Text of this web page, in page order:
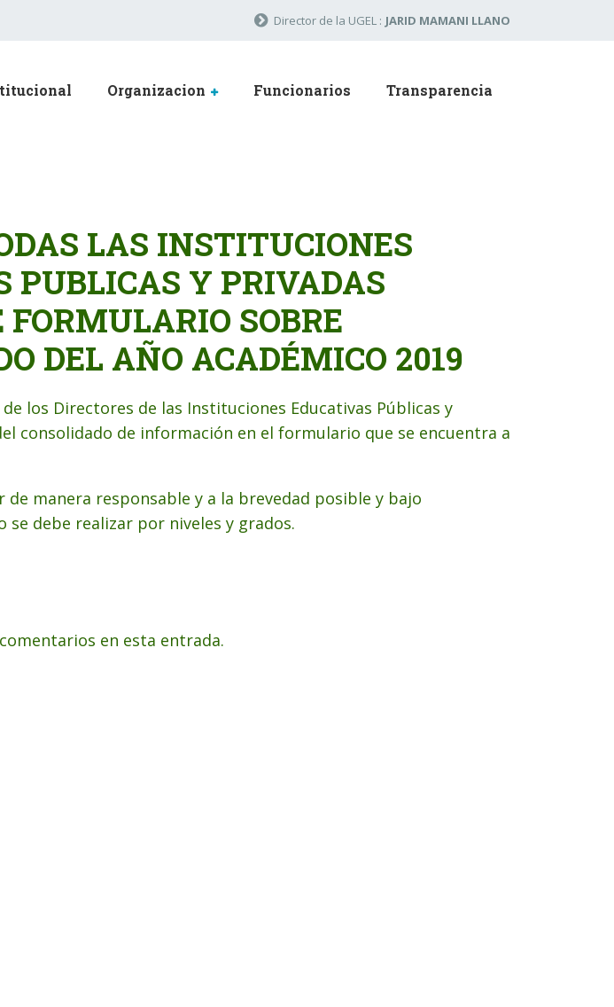
Director de la UGEL : JARID MAMANI LLANO
Organizacion Funcionarios Transparencia
LAS INSTITUCIONES
PUBLICAS Y PRIVADAS
FORMULARIO SOBRE
DEL AÑO ACADÉMICO 2019
los Directores de las Instituciones Educativas Públicas y
consolidado de información en el formulario que se encuentra a
de manera responsable y a la brevedad posible y bajo
se debe realizar por niveles y grados.
en esta entrada.